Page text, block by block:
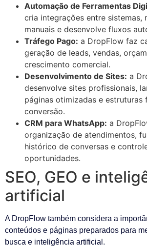
Automação de Ferramentas
cria integrações entre sistemas,
manuais e desenvolve fluxos
Tráfego Pago: a DropFlow faz
geração de leads, vendas,
crescimento comercial.
Desenvolvimento de Sites: a
desenvolve sites profissionais,
páginas otimizadas e estruturas
conversão.
CRM para WhatsApp: a
organização de atendimentos,
histórico de conversas e
oportunidades.
SEO, GEO e
artificial
A DropFlow também considera a
conteúdos e páginas preparados para
busca e inteligência artificial.